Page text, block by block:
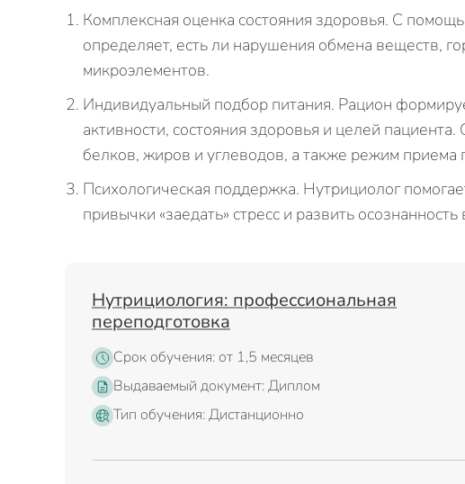
Комплексная оценка состояния здоровья. С
определяет, есть ли нарушения обмена веществ,
микроэлементов.
Индивидуальный подбор питания. Рацион
активности, состояния здоровья и целей
белков, жиров и углеводов, а также режим приема
Психологическая поддержка. Нутрициолог
привычки «заедать» стресс и развить осознанность
Нутрициология: профессиональная
переподготовка
Срок обучения: от 1,5 месяцев
Выдаваемый документ: Диплом
Тип обучения: Дистанционно